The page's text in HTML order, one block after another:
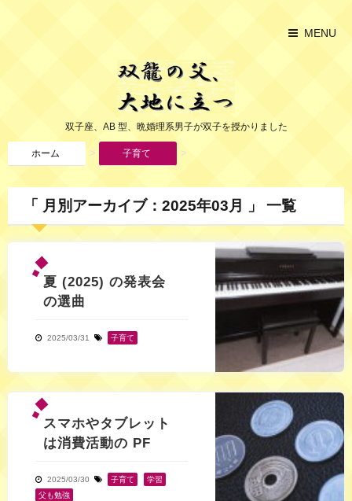
MENU
双子座、AB 型、晩婚理系男子が双子を授かりました
ホーム > 子育て >
「 月別アーカイブ：2025年03月 」 一覧
夏 (2025) の発表会
の選曲
2025/03/31 子育て
スマホやタブレット
は消費活動の PF
2025/03/30 子育て 学習
父も勉強